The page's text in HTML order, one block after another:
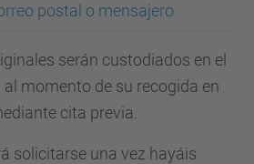
postal o mensajero
serán custodiados en el
momento de su recogida en
cita previa.
solicitarse una vez hayáis